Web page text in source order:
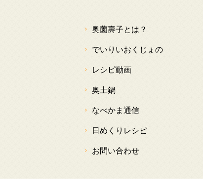
奥薗壽子とは？
でいりいおくじょの
レシピ動画
奥土鍋
なべかま通信
日めくりレシピ
お問い合わせ